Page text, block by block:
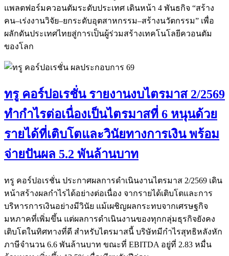
แพลตฟอร์มควอนตัมระดับประเทศ เดินหน้า 4 พันธกิจ “สร้าง
คน–เร่งงานวิจัย–ยกระดับอุตสาหกรรม–สร้างนวัตกรรม” เพื่อ
ผลักดันประเทศไทยสู่การเป็นผู้ร่วมสร้างเทคโนโลยีควอนตัม
ของโลก
ทรู คอร์ปอเรชั่น รายงานงบไตรมาส 2/2569
ทำกำไรต่อเนื่องเป็นไตรมาสที่ 6 หนุนด้วย
รายได้ที่เติบโตและวินัยทางการเงิน พร้อม
จ่ายปันผล 5.2 พันล้านบาท
ทรู คอร์ปอเรชั่น ประกาศผลการดำเนินงานไตรมาส 2/2569 เดิน
หน้าสร้างผลกำไรได้อย่างต่อเนื่อง จากรายได้เติบโตและการ
บริหารการเงินอย่างมีวินัย แม้เผชิญผลกระทบจากเศรษฐกิจ
มหภาคที่เพิ่มขึ้น แต่ผลการดำเนินงานของทุกกลุ่มธุรกิจยังคง
เติบโตในทิศทางที่ดี สำหรับไตรมาสนี้ บริษัทมีกำไรสุทธิหลังหัก
ภาษีจำนวน 6.6 พันล้านบาท ขณะที่ EBITDA อยู่ที่ 2.83 หมื่น